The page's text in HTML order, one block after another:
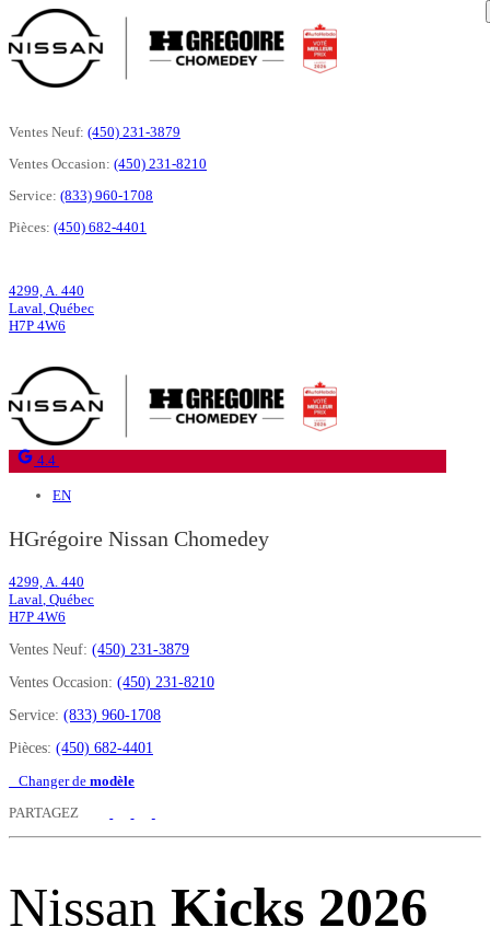
Ventes Neuf: (450) 231-3879
Ventes Occasion: (450) 231-8210
Service: (833) 960-1708
Pièces: (450) 682-4401
4299, A. 440
Laval, Québec
H7P 4W6
4.4
EN
HGrégoire Nissan Chomedey
4299, A. 440
Laval, Québec
H7P 4W6
Ventes Neuf: (450) 231-3879
Ventes Occasion: (450) 231-8210
Service: (833) 960-1708
Pièces: (450) 682-4401
Changer de modèle
PARTAGEZ
Nissan Kicks 2026